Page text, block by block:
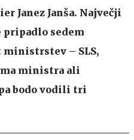
Janez Janša. Največji
sedem
ministrstev – SLS,
ministra ali
bodo vodili tri